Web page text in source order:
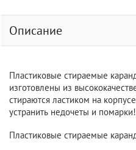
Описание
Пластиковые стираемые
изготовлены из
стираются ластиком на
устранить недочеты и помарки!
Пластиковые стираемые